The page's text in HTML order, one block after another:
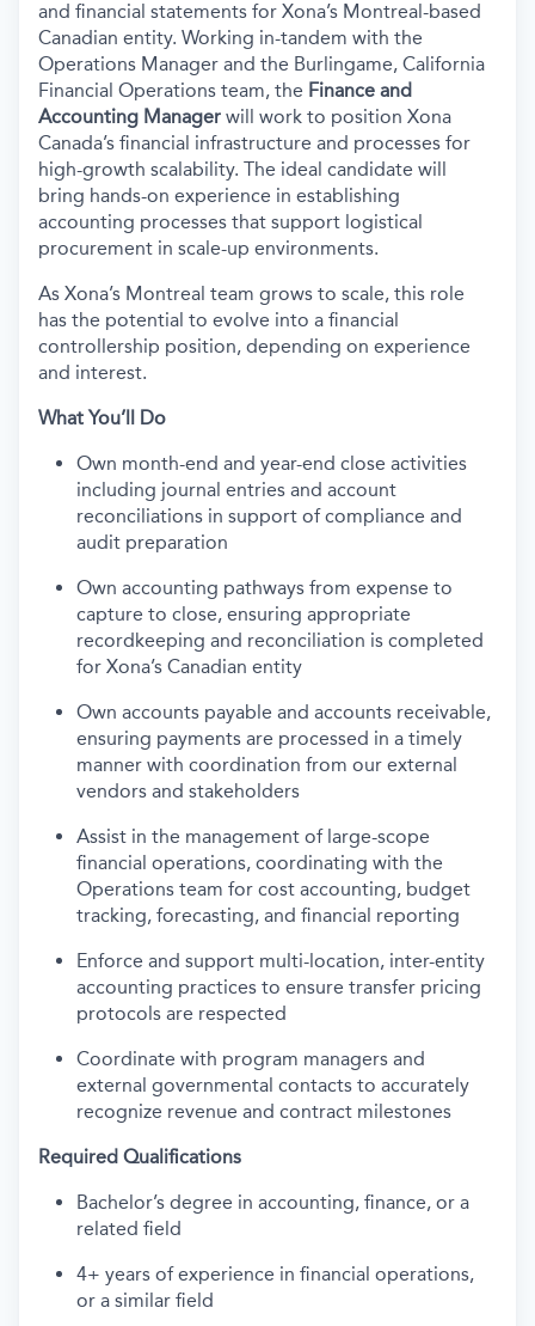
and financial statements for Xona’s Montreal-based
Canadian entity. Working in-tandem with the
Operations Manager and the Burlingame, California
Financial Operations team, the Finance and
Accounting Manager will work to position Xona
Canada’s financial infrastructure and processes for
high-growth scalability. The ideal candidate will
bring hands-on experience in establishing
accounting processes that support logistical
procurement in scale-up environments.
As Xona’s Montreal team grows to scale, this role
has the potential to evolve into a financial
controllership position, depending on experience
and interest.
What You’ll Do
Own month-end and year-end close activities
including journal entries and account
reconciliations in support of compliance and
audit preparation
Own accounting pathways from expense to
capture to close, ensuring appropriate
recordkeeping and reconciliation is completed
for Xona’s Canadian entity
Own accounts payable and accounts receivable,
ensuring payments are processed in a timely
manner with coordination from our external
vendors and stakeholders
Assist in the management of large-scope
financial operations, coordinating with the
Operations team for cost accounting, budget
tracking, forecasting, and financial reporting
Enforce and support multi-location, inter-entity
accounting practices to ensure transfer pricing
protocols are respected
Coordinate with program managers and
external governmental contacts to accurately
recognize revenue and contract milestones
Required Qualifications
Bachelor’s degree in accounting, finance, or a
related field
4+ years of experience in financial operations,
or a similar field